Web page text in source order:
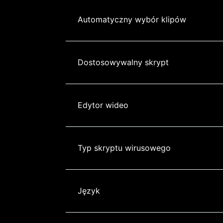
Automatyczny wybór klipów
Dostosowywalny skrypt
Edytor wideo
Typ skryptu wirusowego
Język